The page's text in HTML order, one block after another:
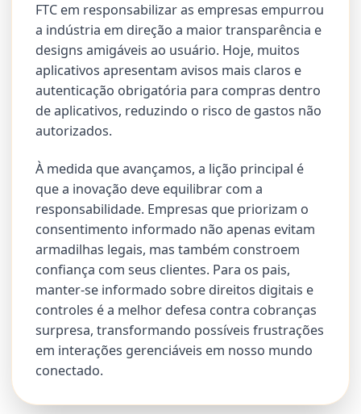
FTC em responsabilizar as empresas empurrou
a indústria em direção a maior transparência e
designs amigáveis ao usuário. Hoje, muitos
aplicativos apresentam avisos mais claros e
autenticação obrigatória para compras dentro
de aplicativos, reduzindo o risco de gastos não
autorizados.
À medida que avançamos, a lição principal é
que a inovação deve equilibrar com a
responsabilidade. Empresas que priorizam o
consentimento informado não apenas evitam
armadilhas legais, mas também constroem
confiança com seus clientes. Para os pais,
manter-se informado sobre direitos digitais e
controles é a melhor defesa contra cobranças
surpresa, transformando possíveis frustrações
em interações gerenciáveis em nosso mundo
conectado.